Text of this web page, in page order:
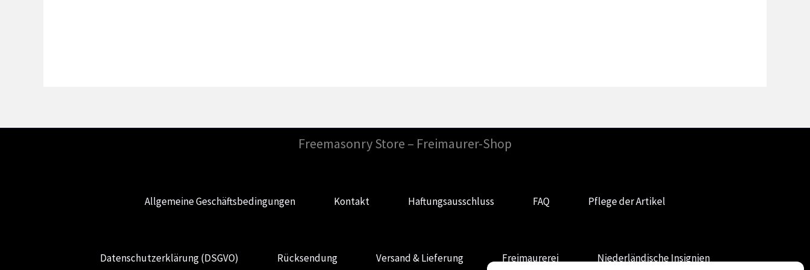
Freemasonry Store – Freimaurer-Shop
Allgemeine Geschäftsbedingungen Kontakt Haftungsausschluss FAQ Pflege der Artikel
Datenschutzerklärung (DSGVO) Rücksendung Versand & Lieferung Freimaurerei Niederländische Insignien